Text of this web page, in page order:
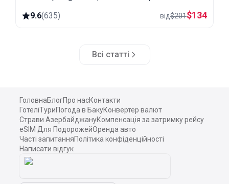
9.6(635) від$201$134
Всі статті
ГоловнаБлогПро насКонтакти
ГотеліТуриПогода в БакуКонвертер валют
Страви АзербайджануКомпенсація за затримку рейсу
eSIM Для ПодорожейОренда авто
Часті запитанняПолітика конфіденційності
Написати відгук